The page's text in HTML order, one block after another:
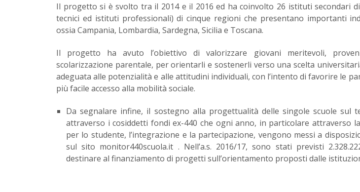
Il progetto si è svolto tra il 2014 e il 2016 ed ha coinvolto 26 istituti secondari
tecnici ed istituti professionali) di cinque regioni che presentano importanti
ossia Campania, Lombardia, Sardegna, Sicilia e Toscana.
Il progetto ha avuto l’obiettivo di valorizzare giovani meritevoli,
scolarizzazione parentale, per orientarli e sostenerli verso una scelta
adeguata alle potenzialità e alle attitudini individuali, con l’intento di favorire le
più facile accesso alla mobilità sociale.
Da segnalare infine, il sostegno alla progettualità delle singole scuole sul
attraverso i cosiddetti fondi ex-440 che ogni anno, in particolare attraverso
per lo studente, l’integrazione e la partecipazione, vengono messi a
sul sito monitor440scuola.it . Nell’a.s. 2016/17, sono stati previsti
destinare al finanziamento di progetti sull’orientamento proposti dalle